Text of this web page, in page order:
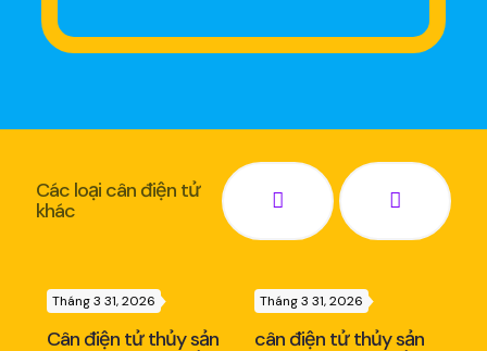
Các loại cân điện tử
khác
Tháng 3 31, 2026
Cân điện tử thủy sản
Tháng 3 31, 2026
cân điện tử thủy sản